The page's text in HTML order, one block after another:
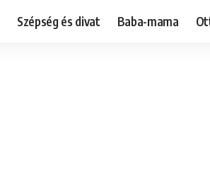
Szépség és divat Baba-mama